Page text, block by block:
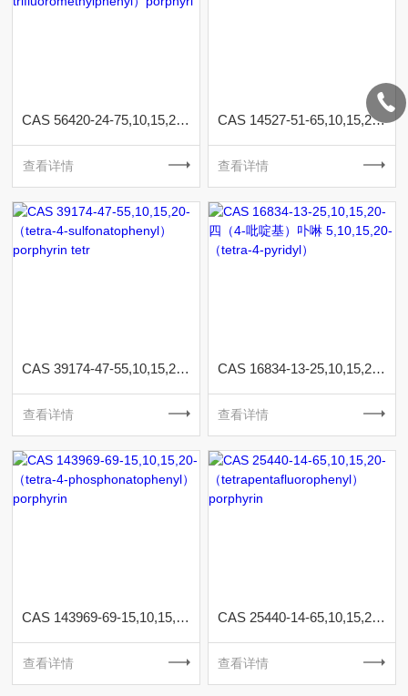
CAS 56420-24-75,10,15,20-（tetra-4-trifluoromethylphenyl）porphyri
查看详情
CAS 14527-51-65,10,15,20-（tetra-p-tolyl）porphyrin
查看详情
CAS 39174-47-55,10,15,20-（tetra-4-sulfonatophenyl）porphyrin tetr
查看详情
CAS 16834-13-25,10,15,20-四（4-吡啶基）卟啉 5,10,15,20-（tetra-4-pyridyl）
查看详情
CAS 143969-69-15,10,15,20-（tetra-4-phosphonatophenyl）porphyrin
查看详情
CAS 25440-14-65,10,15,20-（tetrapentafluorophenyl）porphyrin
查看详情